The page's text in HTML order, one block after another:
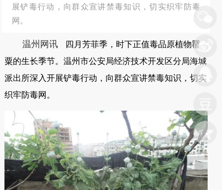
展铲毒行动，向群众宣讲禁毒知识，切实织牢防毒
网。
温州网讯
四月芳菲季，时下正值毒品原植物罂
粟的生长季节。温州市公安局经济技术开发区分局海城
派出所深入开展铲毒行动，向群众宣讲禁毒知识，切实
织牢防毒网。